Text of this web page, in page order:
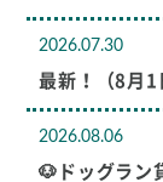
2026.07.30
最新！（8月1
2026.08.06
🐶ドッグラン